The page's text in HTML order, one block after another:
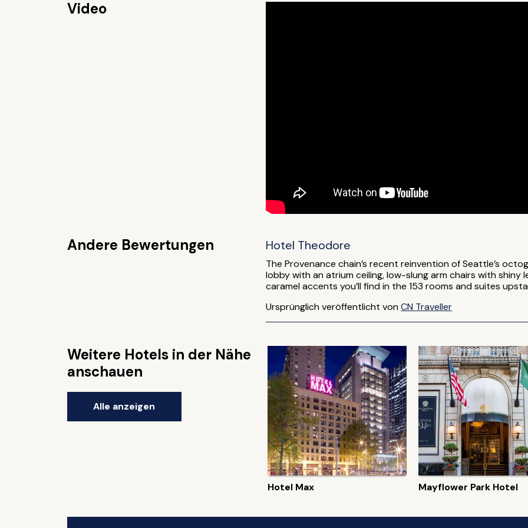
Video
Andere Bewertungen Hotel Theodore
The Provenance chain’s recent reinvention of Seattle’s
lobby with an atrium ceiling, low-slung arm chairs with shiny
caramel accents you’ll find in the 153 rooms and suites
Ursprünglich veröffentlicht vonCN Traveller
Weitere Hotels in der Nähe
anschauen
Alle anzeigen
Hotel Max Mayflower Park Hotel